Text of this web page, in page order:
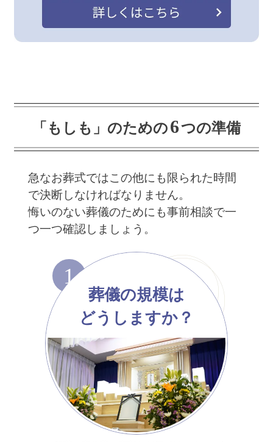
「もしも」のための6つの準備
急なお葬式ではこの他にも限られた時間
で決断しなければなりません。
悔いのない葬儀のためにも事前相談で一
つ一つ確認しましょう。
1
葬儀の規模は
どうしますか？